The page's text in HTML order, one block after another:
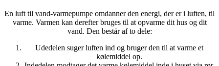
En luft til vand-varmepumpe omdanner den energi, der er i luften, til
varme. Varmen kan derefter bruges til at opvarme dit hus og dit
vand. Den består af to dele:
Udedelen suger luften ind og bruger den til at varme et
kølemiddel op.